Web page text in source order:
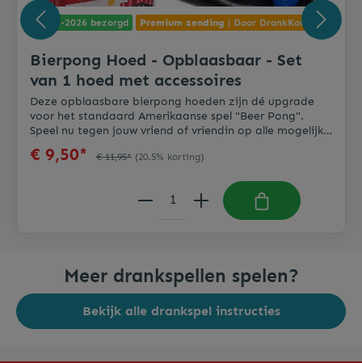
08-08-2026 bezorgd Premium zending | Door DrankKoning
Bierpong Hoed - Opblaasbaar - Set
van 1 hoed met accessoires
Deze opblaasbare bierpong hoeden zijn dé upgrade
voor het standaard Amerikaanse spel "Beer Pong".
Speel nu tegen jouw vriend of vriendin op alle mogelijke
locaties. De hoed is makkelijk bruikbaar en comfortabel
op het hoofd. Wordt geleverd als set van 1 bier pong
€ 9,50* € 11,95* (20.5% korting)
Meer drankspellen spelen?
Bekijk alle drankspel instructies